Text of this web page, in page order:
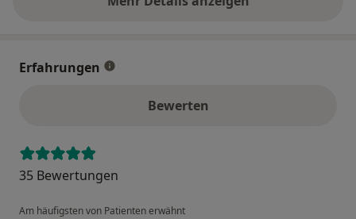
über die Adresse
Erfahrungen
Bewerten
35 Bewertungen
Am häufigsten von Patienten erwähnt